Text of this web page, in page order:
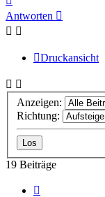
oben
Antworten
Druckansicht
Anzeigen:
Richtung:
19 Beiträge